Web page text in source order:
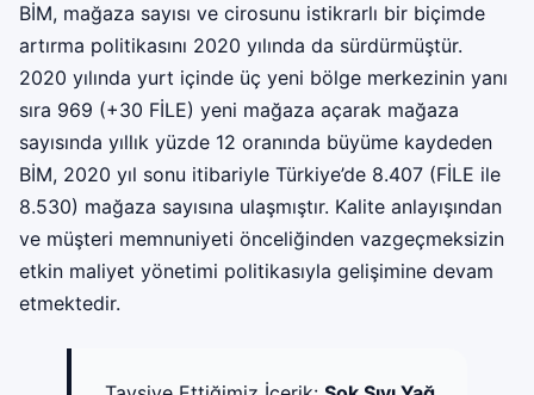
BİM, mağaza sayısı ve cirosunu istikrarlı bir biçimde
artırma politikasını 2020 yılında da sürdürmüştür.
2020 yılında yurt içinde üç yeni bölge merkezinin yanı
sıra 969 (+30 FİLE) yeni mağaza açarak mağaza
sayısında yıllık yüzde 12 oranında büyüme kaydeden
BİM, 2020 yıl sonu itibariyle Türkiye’de 8.407 (FİLE ile
8.530) mağaza sayısına ulaşmıştır. Kalite anlayışından
ve müşteri memnuniyeti önceliğinden vazgeçmeksizin
etkin maliyet yönetimi politikasıyla gelişimine devam
etmektedir.